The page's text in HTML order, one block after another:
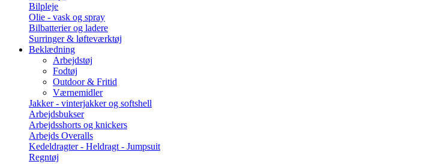
Bilpleje
Olie - vask og spray
Bilbatterier og ladere
Surringer & løfteværktøj
Beklædning
Arbejdstøj
Fodtøj
Outdoor & Fritid
Værnemidler
Jakker - vinterjakker og softshell
Arbejdsbukser
Arbejdsshorts og knickers
Arbejds Overalls
Kedeldragter - Heldragt - Jumpsuit
Regntøj